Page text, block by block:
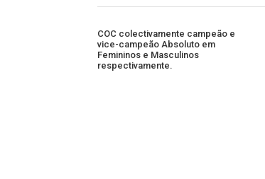
COC colectivamente campeão e
vice-campeão Absoluto em
Femininos e Masculinos
respectivamente.